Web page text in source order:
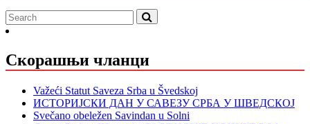
Скорашњи чланци
Važeći Statut Saveza Srba u Švedskoj
ИСТОРИЈСКИ ДАН У САВЕЗУ СРБА У ШВЕДСКОЈ
Svečano obeležen Savindan u Solni